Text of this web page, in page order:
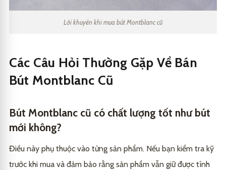
Lời khuyên khi mua bút Montblanc cũ
Các Câu Hỏi Thường Gặp Về Bán
Bút Montblanc Cũ
Bút Montblanc cũ có chất lượng tốt như bút
mới không?
Điều này phụ thuộc vào từng sản phẩm. Nếu bạn kiểm tra kỹ
trước khi mua và đảm bảo rằng sản phẩm vẫn giữ được tính